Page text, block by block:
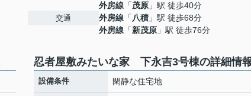
交通
外房線 「茂原 」駅 徒歩40分
外房線 「 八積 」駅 徒歩68分
外房線 「新茂原 」駅 徒歩76分
忍者屋敷みたいな家 下永吉3号棟の詳細情
設備条件 閑静な住宅地